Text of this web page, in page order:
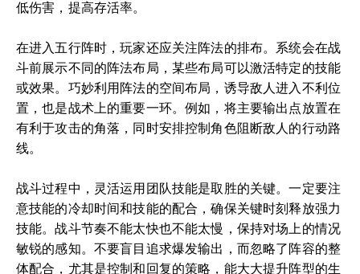
低伤害，提高存活率。
在进入五行阵时，玩家还应关注阵法的排布。系统会在战
斗前展示不同的阵法布局，某些布局可以激活特定的技能
或效果。巧妙利用阵法的空间布局，诱导敌人进入不利位
置，也是战术上的重要一环。例如，将主要输出点放置在
有利于攻击的角落，同时安排控制角色阻断敌人的行动路
线。
战斗过程中，灵活运用团队技能是取胜的关键。一定要注
意技能的冷却时间和技能的配合，确保关键时刻释放强力
技能。战斗节奏不能太快也不能太慢，保持对场上的情况
敏锐的感知。不要盲目追求爆发输出，而忽略了阵容的整
体配合，尤其是控制和回复的策略，能大大提升阵型的生